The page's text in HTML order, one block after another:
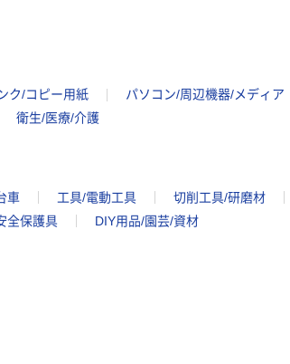
ク/コピー用紙 パソコン/周辺機器/メディア
衛生/医療/介護
車 工具/電動工具 切削工具/研磨材
全保護具 DIY用品/園芸/資材